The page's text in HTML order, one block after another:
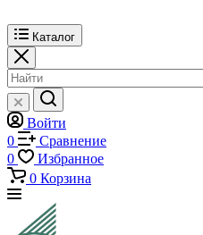
Каталог
Войти
0
Сравнение
0
Избранное
0 Корзина